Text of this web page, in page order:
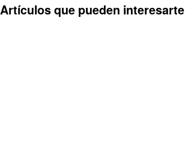
Artículos que pueden interesarte